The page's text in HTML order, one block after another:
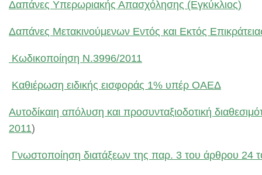
Δαπάνες Υπερωριακής Απασχόλησης (Εγκύκλιος)
Δαπάνες Μετακινούμενων Εντός και Εκτός
Κωδικοποίηση Ν.3996/2011
Καθιέρωση ειδικής εισφοράς 1% υπέρ ΟΑΕΔ
Αυτοδίκαιη απόλυση και προσυνταξιοδοτική
2011)
Γνωστοποίηση διατάξεων της παρ. 3 του άρθρου 24